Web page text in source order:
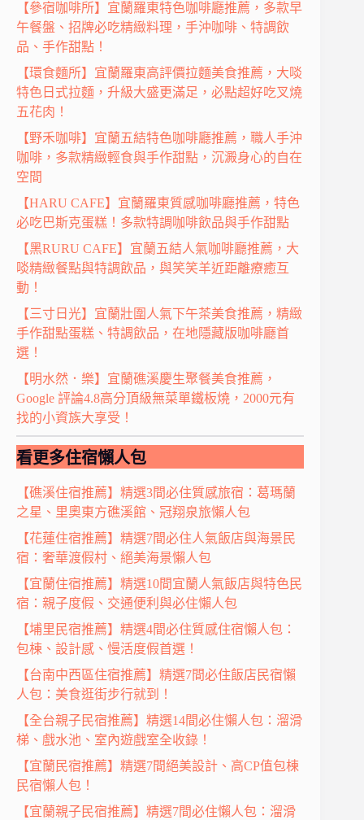
【參宿咖啡所】宜蘭羅東特色咖啡廳推薦，多款早
午餐盤、招牌必吃精緻料理，手沖咖啡、特調飲
品、手作甜點！
【環食麵所】宜蘭羅東高評價拉麵美食推薦，大啖
特色日式拉麵，升級大盛更滿足，必點超好吃叉燒
五花肉！
【野禾咖啡】宜蘭五結特色咖啡廳推薦，職人手沖
咖啡，多款精緻輕食與手作甜點，沉澱身心的自在
空間
【HARU CAFE】宜蘭羅東質感咖啡廳推薦，特色
必吃巴斯克蛋糕！多款特調咖啡飲品與手作甜點
【黑RURU CAFE】宜蘭五結人氣咖啡廳推薦，大
啖精緻餐點與特調飲品，與笑笑羊近距離療癒互
動！
【三寸日光】宜蘭壯圍人氣下午茶美食推薦，精緻
手作甜點蛋糕、特調飲品，在地隱藏版咖啡廳首
選！
【明水然．樂】宜蘭礁溪慶生聚餐美食推薦，
Google 評論4.8高分頂級無菜單鐵板燒，2000元有
找的小資族大享受！
看更多住宿懶人包
【礁溪住宿推薦】精選3間必住質感旅宿：葛瑪蘭
之星、里奧東方礁溪館、冠翔泉旅懶人包
【花蓮住宿推薦】精選7間必住人氣飯店與海景民
宿：奢華渡假村、絕美海景懶人包
【宜蘭住宿推薦】精選10間宜蘭人氣飯店與特色民
宿：親子度假、交通便利與必住懶人包
【埔里民宿推薦】精選4間必住質感住宿懶人包：
包棟、設計感、慢活度假首選！
【台南中西區住宿推薦】精選7間必住飯店民宿懶
人包：美食逛街步行就到！
【全台親子民宿推薦】精選14間必住懶人包：溜滑
梯、戲水池、室內遊戲室全收錄！
【宜蘭民宿推薦】精選7間絕美設計、高CP值包棟
民宿懶人包！
【宜蘭親子民宿推薦】精選7間必住懶人包：溜滑